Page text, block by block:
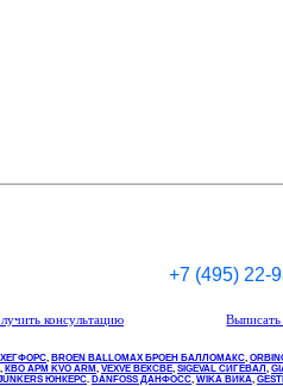
+7 (495) 22-
консультацию
ХЕГФОРС, BROEN BALLOMAX БРОЕН БАЛЛОМАКС,
, КВО АРМ KVO ARM, VEXVE ВЕКСВЕ, SIGEVAL СИГЕВАЛ ,
ЮНКЕРС. DANFOSS ДАНФОСС, WIKA ВИКА,